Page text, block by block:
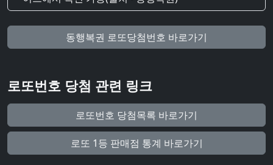
동행복권 로또당첨번호 바로가기
로또번호 당첨 관련 링크
로또번호 당첨목록 바로가기
로또 1등 판매점 통계 바로가기